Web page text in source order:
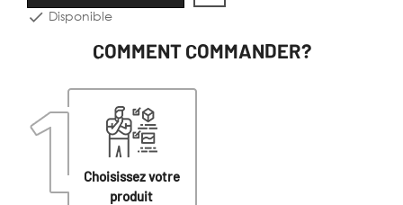
 Disponible
COMMENT COMMANDER?
Choisissez votre
produit